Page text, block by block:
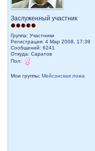
Заслуженный участник
Группа: Участники
Регистрация: 4 Мар 2008, 17:39
Сообщений: 6241
Откуда: Саратов
Пол:
Мои группы:Мейсонская ложа